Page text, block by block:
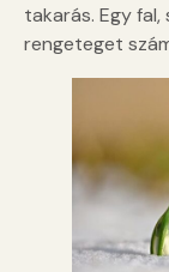
takarás. Egy
rengeteget